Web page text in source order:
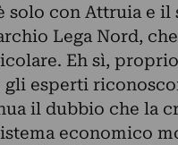
solo con Attruia e
Lega Nord,
Eh sì,
gli esperti
il dubbio che la
economico